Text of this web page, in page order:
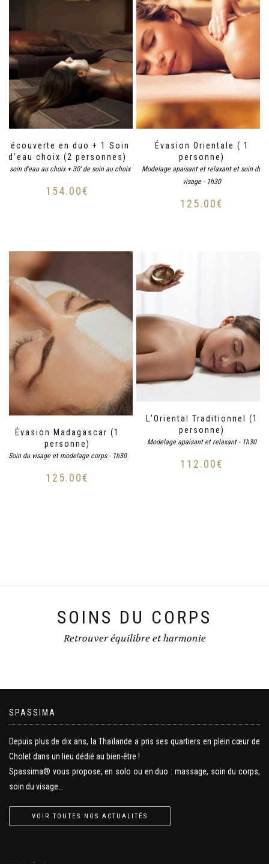
Découverte en duo + 1 Soin
d’eau choix (2 personnes)
1 soin d'eau au choix + 30' de soin au choix
154.00€
Évasion Orientale ( 1
personne)
Modelage apaisant et relaxant et soin du
visage - 1h30
125.00€
Évasion Madagascar (1
personne)
Soin du visage et modelage corps - 1h30
125.00€
L’Oriental Traditionnel (1
personne)
Modelage apaisant et relaxant - 1h30
112.00€
SOINS DU CORPS
Retrouver équilibre et harmonie
SPASSIMA
Depuis plus de dix ans, la Thaïlande a pris ses quartiers en plein cœur de
Cholet dans un lieu dédié au bien-être !
Spassima® vous propose, en solo ou en duo : massage, soin du corps,
soin du visage…
VOIR TOUTES NOS ACTUALITÉS